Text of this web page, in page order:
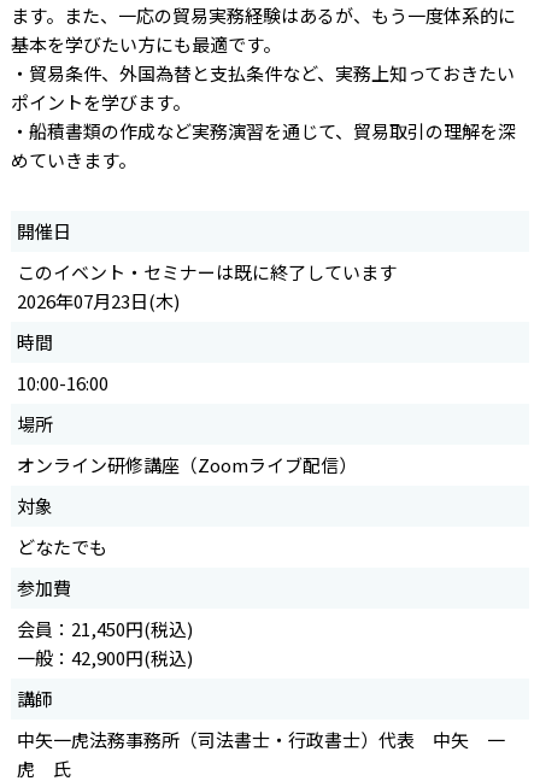
ます。また、一応の貿易実務経験はあるが、もう一度体系的に
基本を学びたい方にも最適です。
・貿易条件、外国為替と支払条件など、実務上知っておきたい
ポイントを学びます。
・船積書類の作成など実務演習を通じて、貿易取引の理解を深
めていきます。
開催日
このイベント・セミナーは既に終了しています
2026年07月23日(木)
時間
10:00-16:00
場所
オンライン研修講座（Zoomライブ配信）
対象
どなたでも
参加費
会員：21,450円(税込)
一般：42,900円(税込)
講師
中矢一虎法務事務所（司法書士・行政書士）代表 中矢 一
虎 氏